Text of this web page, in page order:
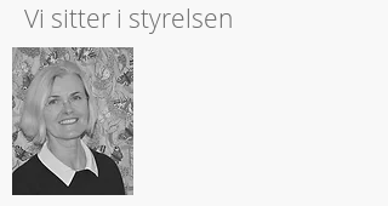
Vi sitter i styrelsen